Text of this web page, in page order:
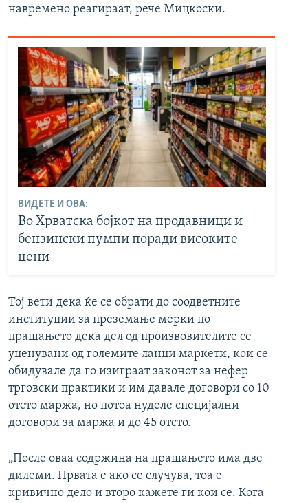
навремено реагираат, рече Мицкоски.
ВИДЕТЕ И ОВА:
Во Хрватска бојкот на продавници и
бензински пумпи поради високите
цени
Тој вети дека ќе се обрати до соодветните
институции за преземање мерки по
прашањето дека дел од произвовителите се
уценувани од големите ланци маркети, кои се
обидувале да го изиграат законот за нефер
трговски практики и им давале договори со 10
отсто маржа, но потоа нуделе специјални
договори за маржа и до 45 отсто.
„После оваа содржина на прашањето има две
дилеми. Првата е ако се случува, тоа е
кривично дело и второ кажете ги кои се. Кога